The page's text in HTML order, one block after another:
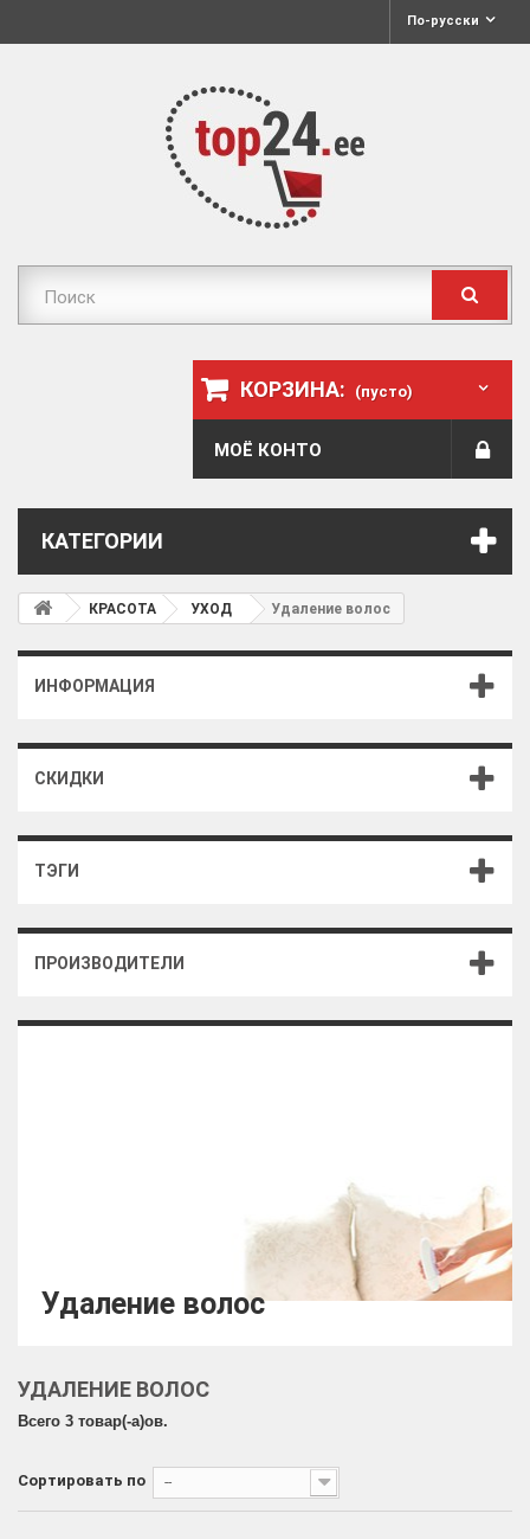
По-русски
КОРЗИНА: (пусто)
МОЁ КОНТО
КАТЕГОРИИ
КРАСОТА УХОД Удаление волос
ИНФОРМАЦИЯ
СКИДКИ
ТЭГИ
ПРОИЗВОДИТЕЛИ
Удаление волос
УДАЛЕНИЕ ВОЛОС
Всего 3 товар(-a)ов.
Сортировать по --